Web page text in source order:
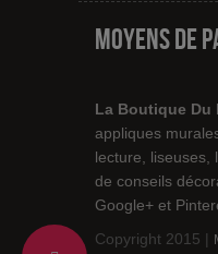
Moyens de
La Boutique Du
appliques
lecture, liseuses,
de conseils
Google+ et
Copyright 2015 |